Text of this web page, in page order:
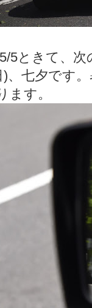
5ときて、
)、七夕です
ます。